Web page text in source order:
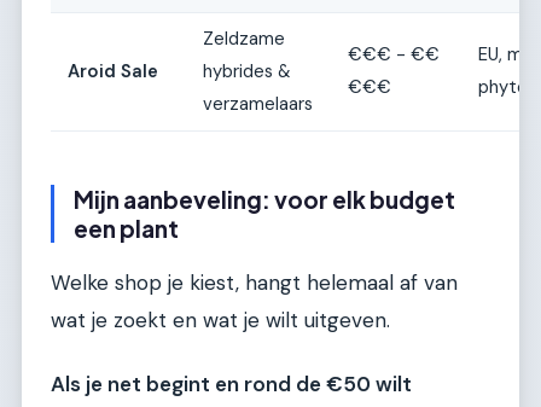
Aroid Sale
Zeldzame
hybrides &
verzamelaars
€€€ - €€
€€€
EU,
Mijn aanbeveling: voor elk budget
een plant
Welke shop je kiest, hangt helemaal af van
wat je zoekt en wat je wilt uitgeven.
Als je net begint en rond de €50 wilt